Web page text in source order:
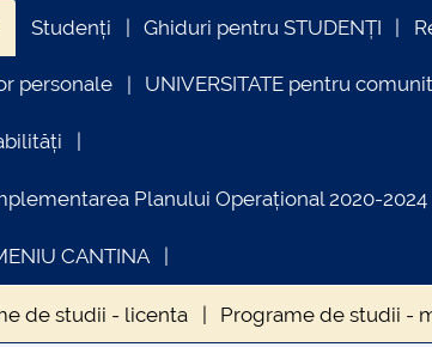
Studenți Ghiduri pentru STUDENȚI
personale UNIVERSITATE pentru
Planului Operațional 2020-2024
CANTINA
de studii - licenta Programe de studii -